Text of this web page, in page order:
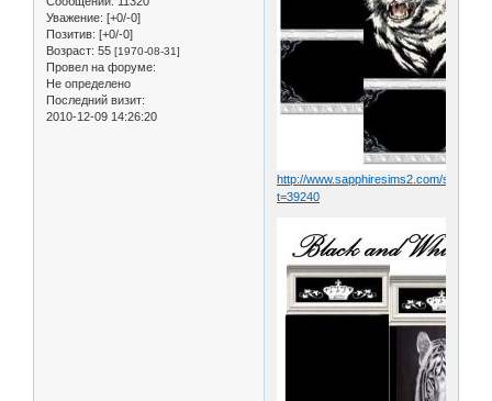
Уважение: [+0/-0]
Позитив: [+0/-0]
Возраст: 55 [1970-08-31]
Провел на форуме:
Не определено
Последний визит:
2010-12-09 14:26:20
http://www.sapphiresims2.com/
t=39240